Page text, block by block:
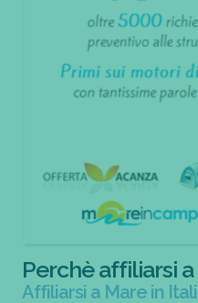
Perchè affiliarsi
Affiliarsi a Mare in